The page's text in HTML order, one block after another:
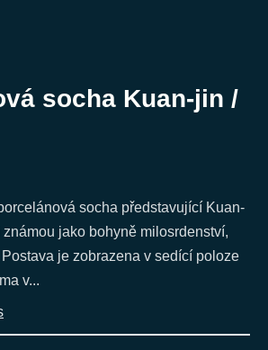
socha Kuan-jin /
socha představující Kuan-
jako bohyně milosrdenství,
je zobrazena v sedící poloze
v...